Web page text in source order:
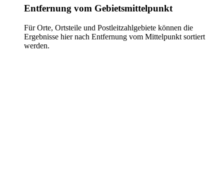
Entfernung vom Gebietsmittelpunkt
Für Orte, Ortsteile und Postleitzahlgebiete können die
Ergebnisse hier nach Entfernung vom Mittelpunkt sortiert
werden.